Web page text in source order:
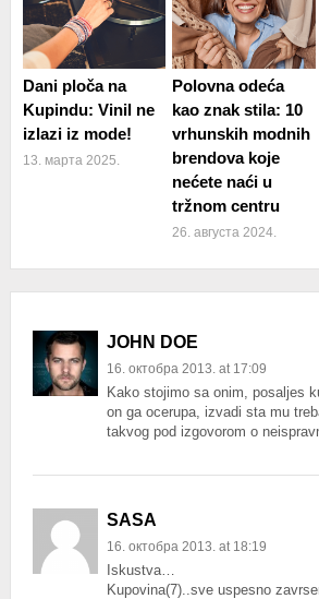
Dani ploča na
Kupindu: Vinil ne
izlazi iz mode!
13. марта 2025.
Polovna odeća
kao znak stila: 10
vrhunskih modnih
brendova koje
nećete naći u
tržnom centru
26. августа 2024.
JOHN DOE
16. октобра 2013. at 17:09
Kako stojimo sa onim, posaljes
on ga ocerupa, izvadi sta mu
takvog pod izgovorom o
SASA
16. октобра 2013. at 18:19
Iskustva…
Kupovina(7)..sve uspesno